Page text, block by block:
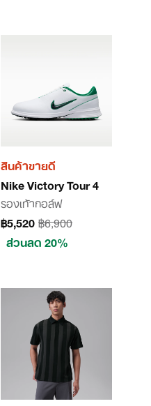
สินค้าขายดี
Nike Victory Tour 4
รองเท้ากอล์ฟ
฿5,520฿6,900
ส่วนลด 20%